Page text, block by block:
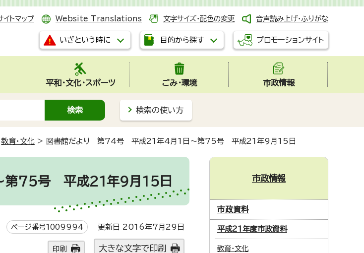
イトマップ Website Translations 文字サイズ・配色の変更 音声読み上げ・ふりがな
いざという時に 目的から探す プロモーションサイト
平和・文化・スポーツ ごみ・環境 市政情報
検索の使い方
教育・文化 > 図書館だより 第74号 平成21年4月1日～第75号 平成21年9月15日
第75号 平成21年9月15日
ページ番号1009994 更新日 2016年7月29日
印刷 大きな文字で印刷
市政情報
市政資料
平成21年度市政資料
教育・文化